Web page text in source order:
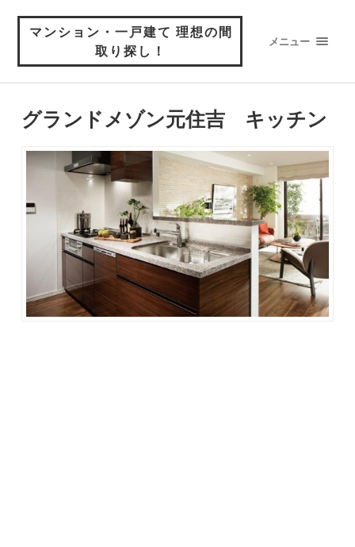
マンション・一戸建て 理想の間
取り探し！
メニュー
グランドメゾン元住吉 キッチン